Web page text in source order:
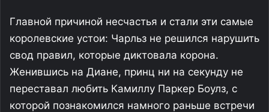
Главной причиной несчастья и стали эти самые
королевские устои: Чарльз не решился нарушить
свод правил, которые диктовала корона.
Женившись на Диане, принц ни на секунду не
переставал любить Камиллу Паркер Боулз, с
которой познакомился намного раньше встречи